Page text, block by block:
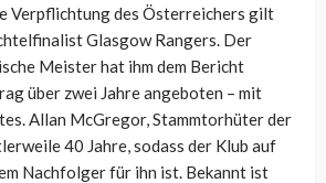
Verpflichtung des Österreichers gilt
Glasgow Rangers. Der
Meister hat ihm dem Bericht
über zwei Jahre angeboten – mit
Allan McGregor, Stammtorhüter der
40 Jahre, sodass der Klub auf
Nachfolger für ihn ist. Bekannt ist